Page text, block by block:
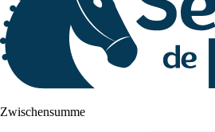
Zwischensumme